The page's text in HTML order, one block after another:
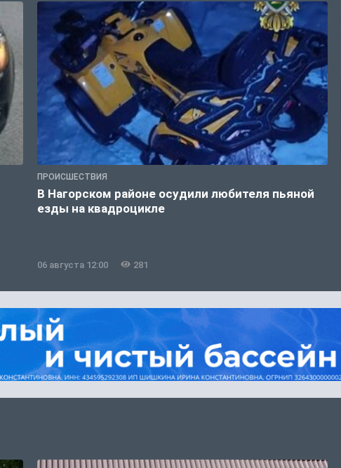
ПРОИСШЕСТВИЯ
В Нагорском районе осудили любителя пьяной
езды на квадроцикле
06 августа 12:00 281